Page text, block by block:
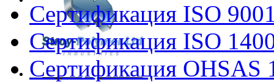
Сертификация ISO
Сертификация ISO
Сертификация OHSAS